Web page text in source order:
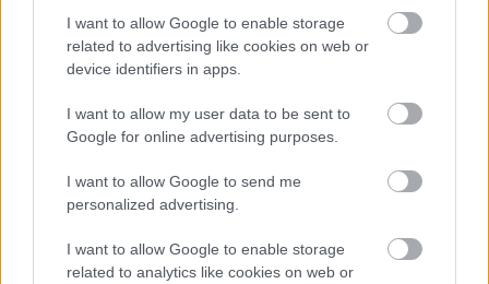
I want to allow Google to enable storage
related to advertising like cookies on web or
device identifiers in apps.
I want to allow my user data to be sent to
Google for online advertising purposes.
I want to allow Google to send me
personalized advertising.
I want to allow Google to enable storage
related to analytics like cookies on web or
Ezért párásodik be állandóan az ablak – egyszerűbb a
megoldás, mint gondolnád